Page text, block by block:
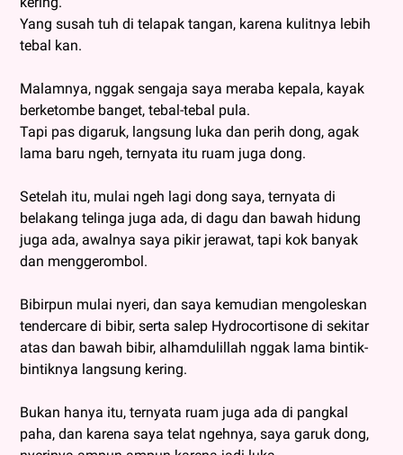
Yang susah tuh di telapak tangan, karena kulitnya lebih
tebal kan.
Malamnya, nggak sengaja saya meraba kepala, kayak
berketombe banget, tebal-tebal pula.
Tapi pas digaruk, langsung luka dan perih dong, agak
lama baru ngeh, ternyata itu ruam juga dong.
Setelah itu, mulai ngeh lagi dong saya, ternyata di
belakang telinga juga ada, di dagu dan bawah hidung
juga ada, awalnya saya pikir jerawat, tapi kok banyak
dan menggerombol.
Bibirpun mulai nyeri, dan saya kemudian mengoleskan
tendercare di bibir, serta salep Hydrocortisone di sekitar
atas dan bawah bibir, alhamdulillah nggak lama bintik-
bintiknya langsung kering.
Bukan hanya itu, ternyata ruam juga ada di pangkal
paha, dan karena saya telat ngehnya, saya garuk dong,